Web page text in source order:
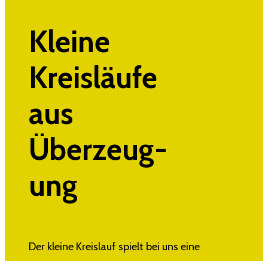
Kleine
Kreisläufe
aus
Überzeug-
ung
Der kleine Kreislauf spielt bei uns eine